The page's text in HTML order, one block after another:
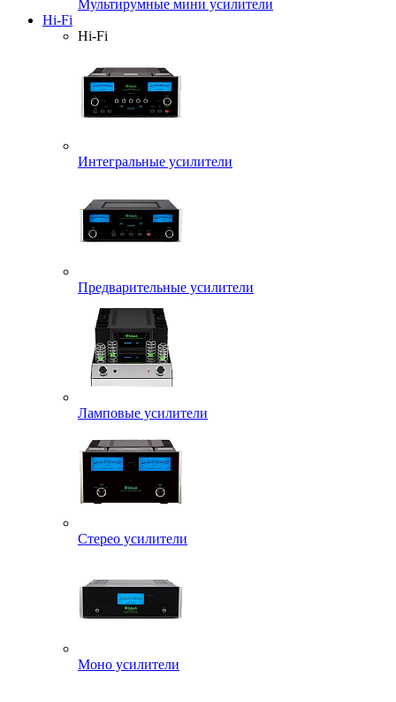
Мультирумные мини усилители
Hi-Fi
Hi-Fi
Интегральные усилители
Предварительные усилители
Ламповые усилители
Стерео усилители
Моно усилители